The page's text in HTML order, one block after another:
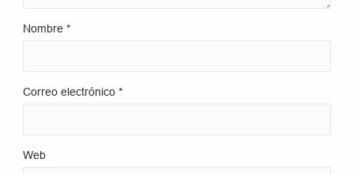
Nombre*
Correo electrónico*
Web